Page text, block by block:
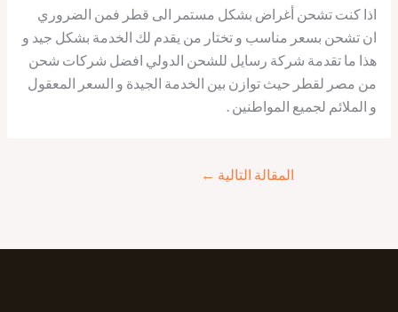
اذا كنت تشحن أغراض بشكل مستمر الى قطر فمن الضروري
ان تشحن بسعر مناسب و تختار من يقدم لك الخدمة بشكل جيد و
هذا ما تقدمة شركة رسايل للشحن الدولي افضل شركات شحن
من مصر لقطر حيث توازن بين الخدمة الجيدة و السعر المعقول
و الملائم لجميع المواطنين .
المقالة التالية ←